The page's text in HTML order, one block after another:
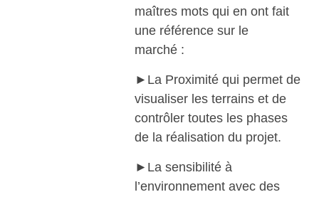
maîtres mots qui en ont fait
une référence sur le
marché :
►La Proximité qui permet de
visualiser les terrains et de
contrôler toutes les phases
de la réalisation du projet.
►La sensibilité à
l’environnement avec des